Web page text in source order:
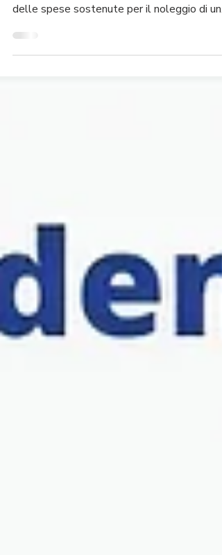
La Cassazione si esprime in merito al diritto
del danneggiato di richiedere il risarcimento